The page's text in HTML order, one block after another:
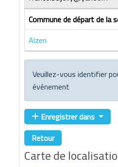
Commune de départ de la
Alzen
Veuillez-vous identifier
événement
Enregistrer dans
Retour
Carte de